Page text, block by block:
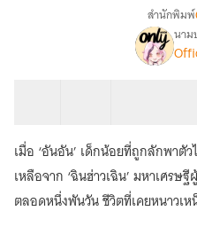
ครอบครัว
มหา
เศรษฐี
อันดับ
สาย
เปย์
เล่ม
3
สำนักพิมพ์
นาม
เมื่อ ‘อันอัน’ เด็กน้อยที่ถูกลักพาตั
เหลือจาก ‘ฉินฮ่าวเฉิน’ มหาเศร
ตลอดหนึ่งพันวัน ชีวิตที่เคยหนาวเ